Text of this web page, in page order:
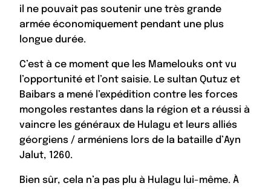
il ne pouvait pas soutenir une très grande
armée économiquement pendant une plus
longue durée.
C’est à ce moment que les Mamelouks ont vu
l’opportunité et l’ont saisie. Le sultan Qutuz et
Baibars a mené l’expédition contre les forces
mongoles restantes dans la région et a réussi à
vaincre les généraux de Hulagu et leurs alliés
géorgiens / arméniens lors de la bataille d’Ayn
Jalut, 1260.
Bien sûr, cela n’a pas plu à Hulagu lui-même. À